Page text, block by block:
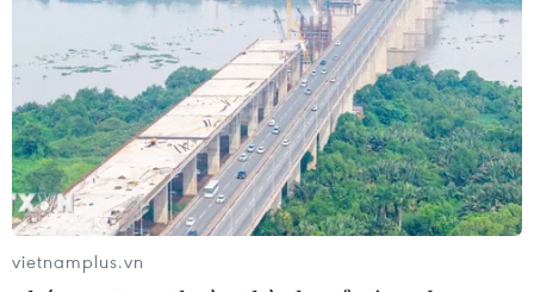
giáo dục... bất chấp dịch COVID-19.
vietnamplus.vn